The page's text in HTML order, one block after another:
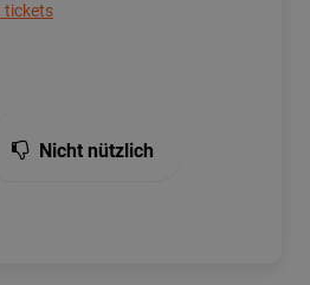
tickets
Nicht nützlich